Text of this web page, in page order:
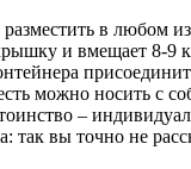
в любом
и вмещает 8-9
можно носить с
–
так вы точно не